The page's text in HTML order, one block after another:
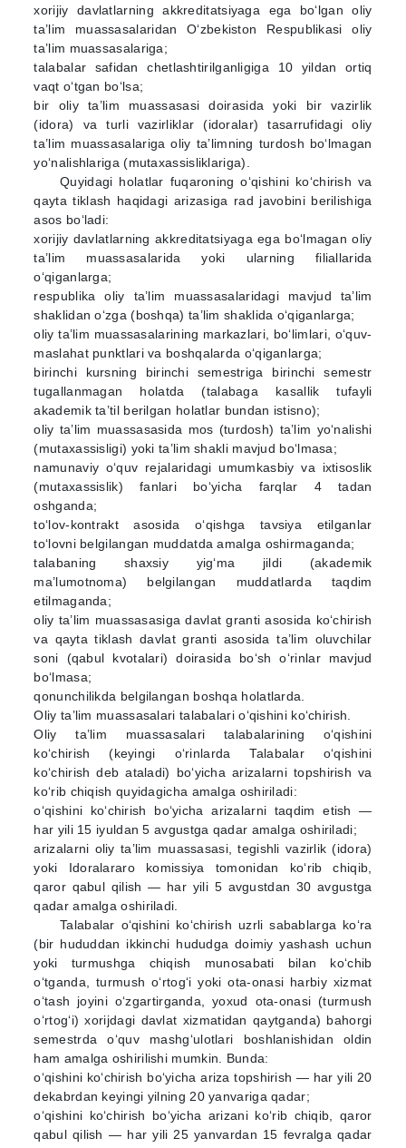
xorijiy davlatlarning akkreditatsiyaga ega bo‘lgan oliy
ta’lim muassasalaridan O‘zbekiston Respublikasi oliy
ta’lim muassasalariga;
talabalar safidan chetlashtirilganligiga 10 yildan ortiq
vaqt o‘tgan bo‘lsa;
bir oliy ta’lim muassasasi doirasida yoki bir vazirlik
(idora) va turli vazirliklar (idoralar) tasarrufidagi oliy
ta’lim muassasalariga oliy ta’limning turdosh bo‘lmagan
yo‘nalishlariga (mutaxassisliklariga).
Quyidagi holatlar fuqaroning o‘qishini ko‘chirish va
qayta tiklash haqidagi arizasiga rad javobini berilishiga
asos bo‘ladi:
xorijiy davlatlarning akkreditatsiyaga ega bo‘lmagan oliy
ta’lim muassasalarida yoki ularning filiallarida
o‘qiganlarga;
respublika oliy ta’lim muassasalaridagi mavjud ta’lim
shaklidan o‘zga (boshqa) ta’lim shaklida o‘qiganlarga;
oliy ta’lim muassasalarining markazlari, bo‘limlari, o‘quv-
maslahat punktlari va boshqalarda o‘qiganlarga;
birinchi kursning birinchi semestriga birinchi semestr
tugallanmagan holatda (talabaga kasallik tufayli
akademik ta’til berilgan holatlar bundan istisno);
oliy ta’lim muassasasida mos (turdosh) ta’lim yo‘nalishi
(mutaxassisligi) yoki ta’lim shakli mavjud bo‘lmasa;
namunaviy o‘quv rejalaridagi umumkasbiy va ixtisoslik
(mutaxassislik) fanlari bo‘yicha farqlar 4 tadan
oshganda;
to‘lov-kontrakt asosida o‘qishga tavsiya etilganlar
to‘lovni belgilangan muddatda amalga oshirmaganda;
talabaning shaxsiy yig‘ma jildi (akademik
ma’lumotnoma) belgilangan muddatlarda taqdim
etilmaganda;
oliy ta’lim muassasasiga davlat granti asosida ko‘chirish
va qayta tiklash davlat granti asosida ta’lim oluvchilar
soni (qabul kvotalari) doirasida bo‘sh o‘rinlar mavjud
bo‘lmasa;
qonunchilikda belgilangan boshqa holatlarda.
Oliy ta’lim muassasalari talabalari o‘qishini ko‘chirish.
Oliy ta’lim muassasalari talabalarining o‘qishini
ko‘chirish (keyingi o‘rinlarda Talabalar o‘qishini
ko‘chirish deb ataladi) bo‘yicha arizalarni topshirish va
ko‘rib chiqish quyidagicha amalga oshiriladi:
o‘qishini ko‘chirish bo‘yicha arizalarni taqdim etish —
har yili 15 iyuldan 5 avgustga qadar amalga oshiriladi;
arizalarni oliy ta’lim muassasasi, tegishli vazirlik (idora)
yoki Idoralararo komissiya tomonidan ko‘rib chiqib,
qaror qabul qilish — har yili 5 avgustdan 30 avgustga
qadar amalga oshiriladi.
Talabalar o‘qishini ko‘chirish uzrli sabablarga ko‘ra
(bir hududdan ikkinchi hududga doimiy yashash uchun
yoki turmushga chiqish munosabati bilan ko‘chib
o‘tganda, turmush o‘rtog‘i yoki ota-onasi harbiy xizmat
o‘tash joyini o‘zgartirganda, yoxud ota-onasi (turmush
o‘rtog‘i) xorijdagi davlat xizmatidan qaytganda) bahorgi
semestrda o‘quv mashg‘ulotlari boshlanishidan oldin
ham amalga oshirilishi mumkin. Bunda:
o‘qishini ko‘chirish bo‘yicha ariza topshirish — har yili 20
dekabrdan keyingi yilning 20 yanvariga qadar;
o‘qishini ko‘chirish bo‘yicha arizani ko‘rib chiqib, qaror
qabul qilish — har yili 25 yanvardan 15 fevralga qadar